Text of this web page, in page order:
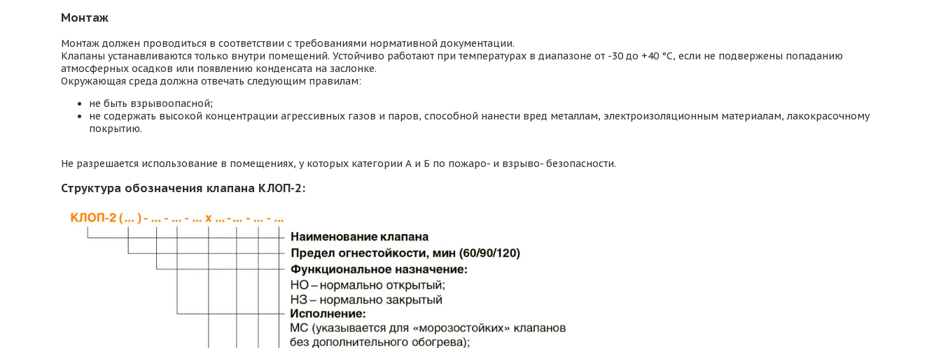
Монтаж
Монтаж должен проводиться в соответствии с требованиями нормативной документации.
Клапаны устанавливаются только внутри помещений. Устойчиво работают при температурах в диапазоне от -30 до +40 °С, если не подвержены попаданию
атмосферных осадков или появлению конденсата на заслонке.
Окружающая среда должна отвечать следующим правилам:
не быть взрывоопасной;
не содержать высокой концентрации агрессивных газов и паров, способной нанести вред металлам, электроизоляционным материалам, лакокрасочному
покрытию.
Не разрешается использование в помещениях, у которых категории А и Б по пожаро- и взрыво- безопасности.
Структура обозначения клапана КЛОП-2: